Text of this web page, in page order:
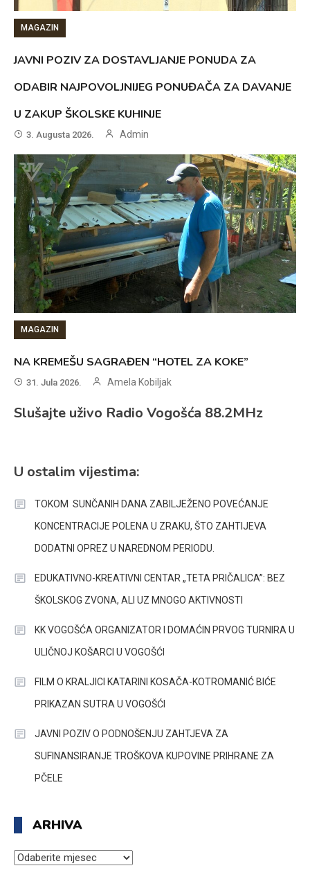
MAGAZIN
JAVNI POZIV ZA DOSTAVLJANJE PONUDA ZA
ODABIR NAJPOVOLJNIJEG PONUĐAČA ZA DAVANJE
U ZAKUP ŠKOLSKE KUHINJE
3. Augusta 2026. Admin
MAGAZIN
NA KREMEŠU SAGRAĐEN “HOTEL ZA KOKE”
31. Jula 2026. Amela Kobiljak
Slušajte uživo Radio Vogošća 88.2MHz
U ostalim vijestima:
TOKOM SUNČANIH DANA ZABILJEŽENO POVEĆANJE
KONCENTRACIJE POLENA U ZRAKU, ŠTO ZAHTIJEVA
DODATNI OPREZ U NAREDNOM PERIODU.
EDUKATIVNO-KREATIVNI CENTAR „TETA PRIČALICA”: BEZ
ŠKOLSKOG ZVONA, ALI UZ MNOGO AKTIVNOSTI
KK VOGOŠĆA ORGANIZATOR I DOMAĆIN PRVOG TURNIRA U
ULIČNOJ KOŠARCI U VOGOŠĆI
FILM O KRALJICI KATARINI KOSAČA-KOTROMANIĆ BIĆE
PRIKAZAN SUTRA U VOGOŠĆI
JAVNI POZIV O PODNOŠENJU ZAHTJEVA ZA
SUFINANSIRANJE TROŠKOVA KUPOVINE PRIHRANE ZA
PČELE
ARHIVA
ARHIVA